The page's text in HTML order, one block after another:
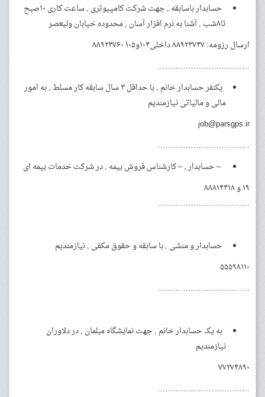
حسابدار باسابقه , جهت شرکت کامپیوتری , ساعت کاری ۱۰صبح
تا۸شب , آشنا به نرم افزار آسان , محدوده خیابان ولیعصر
ارسال رزومه: ۸۸۹۲۳۷۴۷ داخلی۱۰۴و۱۰۵ ۸۸۹۲۴۷۶۰
………………………………
یکنفر حسابدار خانم , با حداقل ۳ سال سابقه کار مسلط , به امور
مالی و مالیاتی نیازمندیم
job@parsgps.ir
………………………………
– حسابدار , – کارشناس فروش بیمه , در شرکت خدمات بیمه ای
۱۹ و ۸۸۸۱۴۴۱۸
………………………………
حسابدار و منشی , با سابقه و حقوق مکفی , نیازمندیم
۵۵۵۹۸۱۱۰
………………………………
به یک حسابدار خانم , جهت نمایشگاه مبلمان , در دلاوران
نیازمندیم
۷۷۲۷۴۸۹۰
………………………………